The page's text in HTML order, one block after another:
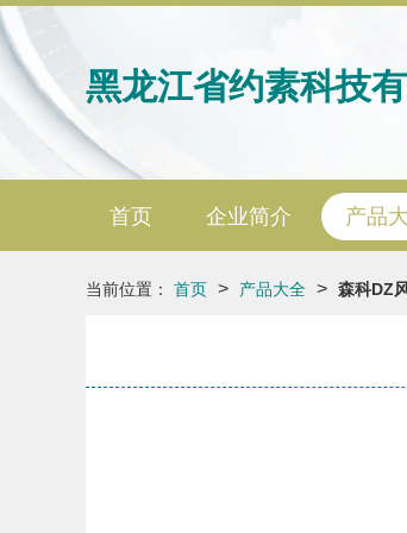
黑龙江省约素科技
首页 企业简介 产品
当前位置： 首页 > 产品大全 > 森科DZ